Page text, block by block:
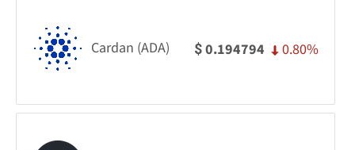
Cardan (ADA) $0.194794 0.80%